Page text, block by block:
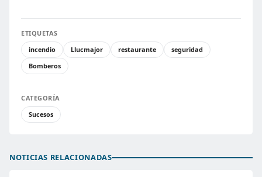
ETIQUETAS
incendio
Llucmajor restaurante
seguridad
Bomberos
CATEGORÍA
Sucesos
NOTICIAS RELACIONADAS